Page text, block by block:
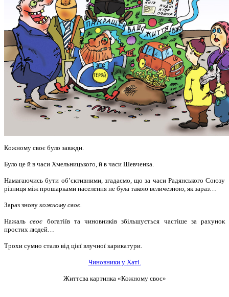
Кожному своє було завжди.
Було це й в часи Хмельницького, й в часи Шевченка.
Намагаючись бути об’єктивними, згадаємо, що за часи Радянського Союзу
різниця між прошарками населення не була такою величезною, як зараз…
Зараз знову кожному своє.
Нажальсвоє богатіїв та чиновників збільшується частіше за рахунок
простих людей…
Трохи сумно стало від цієї влучної карикатури.
Чиновники у Хаті.
Життєва картинка «Кожному своє»